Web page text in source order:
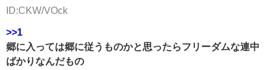
ID:CKW/VOck
>>1
郷に入っては郷に従うものかと思ったらフリーダムな連中
ばかりなんだもの